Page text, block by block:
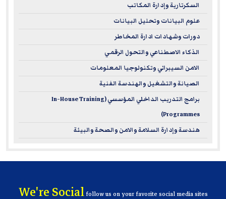
السكرتارية وإدارة المكاتب
علوم البيانات وتحليل البيانات
دورات وشهادات ادارة المخاطر
الذكاء الاصطناعي والتحول الرقمي
الامن السيبراني وتكنولوجيا المعلومات
الصيانة والتشغيل والهندسة الفنية
برامج التدريب الداخلي المؤسسي (In-House Training
Programmes)
هندسة وإدارة السلامة والامن والصحة والبيئة
We're Socialfollow us on your favorite social media sites